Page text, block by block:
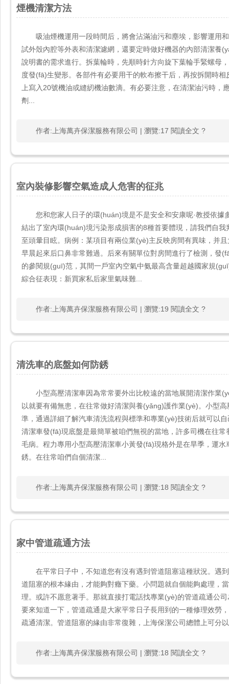
煙機清潔方法
吸油煙機運用一段時間后，將會沾滿油污和塵埃，影響運用
試外殼內腔等外表和清潔濾網，還要定時做好機器的內部清潔養
說明書的需求進行。拆葉輪時，先順時針方向旋下葉輪手緊螺母
度發(fā)生變形。各部件有必要用干的軟布擦干后，再按拆開時
上寫入20號機油或縫紉機油數滴。有必要注意，在清潔油污時
劑...
作者:上海萬卉保潔服務有限公司 | 瀏覽:17 閱讀全文 ?
室內裝修影響空氣造成人危害的征兆
您和您家人日子的環(huán)境是不是安全和安康呢·教授依據
結出了室內環(huán)境污染形成損害的8種首要體現，請我們自我
至頭暈目眩。病例：某項目有兩位業(yè)主反映房間有異味，并且大家
早晨起來后口鼻非常難過。后來有關單位對房間進行了檢測，
的參閱規(guī)范，其間一戶室內空氣中氨最高含量超越國家規(guī)
綜合征表現：新買家私后家里氣味難...
作者:上海萬卉保潔服務有限公司 | 瀏覽:19 閱讀全文 ?
清洗車的底盤如何防銹
小型高壓清潔車因為常常要外出比較遠的當地展開清潔作業
以就要有備無患，在往常做好清潔與養(yǎng)護作業(yè)。小
準，通過詳細了解汽車清洗流程與標準和專業(yè)技術后就可以自
清潔車發(fā)現底盤是最簡單被咱們無視的當地，許多司機在
毛病。程力專用小型高壓清潔車小黃發(fā)現格外是在旱季，
銹。在往常咱們自個清潔...
作者:上海萬卉保潔服務有限公司 | 瀏覽:18 閱讀全文 ?
家中管道疏通方法
在平常日子中，不知道您有沒有遇到管道阻塞這種狀況
道阻塞的根本緣由，才能夠對癥下藥。小問題就自個能夠處理
理。或許不愿意著手。那就直接打電話找專業(yè)的管道疏通公
要來知道一下，管道疏通是大家平常日子長用到的一種修理效勞
疏通清潔。管道阻塞的緣由非常復雜，上海保潔公司總體上可分
作者:上海萬卉保潔服務有限公司 | 瀏覽:18 閱讀全文 ?